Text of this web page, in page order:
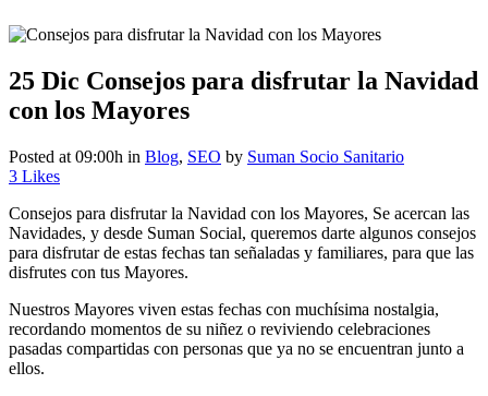
25 Dic Consejos para disfrutar la Navidad
con los Mayores
Posted at 09:00h in Blog, SEO by Suman Socio Sanitario
3 Likes
Consejos para disfrutar la Navidad con los Mayores, Se acercan las
Navidades, y desde Suman Social, queremos darte algunos consejos
para disfrutar de estas fechas tan señaladas y familiares, para que las
disfrutes con tus Mayores.
Nuestros Mayores viven estas fechas con muchísima nostalgia,
recordando momentos de su niñez o reviviendo celebraciones
pasadas compartidas con personas que ya no se encuentran junto a
ellos.